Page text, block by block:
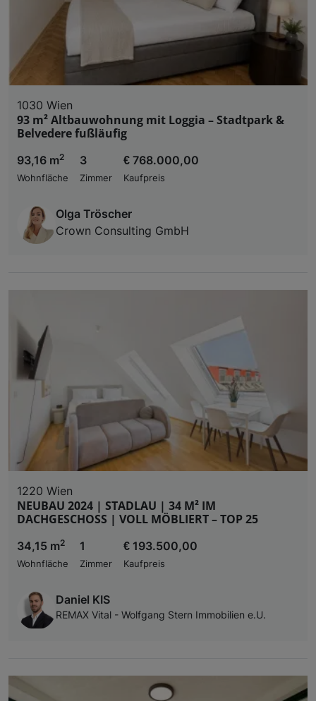
1030 Wien
93 m² Altbauwohnung mit Loggia – Stadtpark &
Belvedere fußläufig
93,16 m2
Wohnfläche
3
Zimmer
€ 768.000,00
Kaufpreis
Olga Tröscher
Crown Consulting GmbH
1220 Wien
NEUBAU 2024 | STADLAU | 34 M² IM
DACHGESCHOSS | VOLL MÖBLIERT – TOP 25
34,15 m2
Wohnfläche
1
Zimmer
€ 193.500,00
Kaufpreis
Daniel KIS
REMAX Vital - Wolfgang Stern Immobilien e.U.